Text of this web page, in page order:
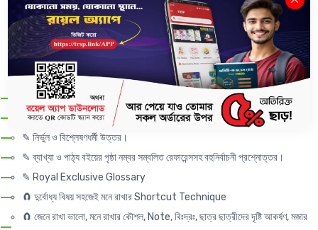
বইগুলোতে রয়েছেঃ
--------------------
✎ এসএসসি ২০২৫ সহ বিগত ৯ বছরের সকল বোর্ডের নির্ভুল প্রশ্নোত্তর।
✎ অধ্যায় ভিত্তিক সমাধান।
✎ নির্ভুল ও বিশ্লেষণধর্মী উত্তর।
✎ ব্যাখ্যা ও পাঠ্য বইয়ের পৃষ্ঠা নম্বর সম্বলিত রেফারেন্সসহ বহুনির্বাচনী প্রশ্নোত্তর।
✎ Royal Exclusive Glossary
🧲 দুর্বোধ্য বিষয় সহজেই মনে রাখার Shortcut Technique
🧲 জেনে রাখা ভালো, মনে রাখার কৌশল, Note, বিঃদ্রঃ, ছাত্র ছাত্রীদের দৃষ্টি আকর্ষণ, মজার